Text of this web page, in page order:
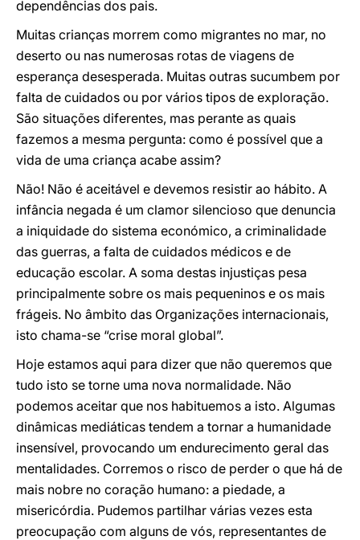
dependências dos pais.
Muitas crianças morrem como migrantes no mar, no
deserto ou nas numerosas rotas de viagens de
esperança desesperada. Muitas outras sucumbem por
falta de cuidados ou por vários tipos de exploração.
São situações diferentes, mas perante as quais
fazemos a mesma pergunta: como é possível que a
vida de uma criança acabe assim?
Não! Não é aceitável e devemos resistir ao hábito. A
infância negada é um clamor silencioso que denuncia
a iniquidade do sistema económico, a criminalidade
das guerras, a falta de cuidados médicos e de
educação escolar. A soma destas injustiças pesa
principalmente sobre os mais pequeninos e os mais
frágeis. No âmbito das Organizações internacionais,
isto chama-se “crise moral global”.
Hoje estamos aqui para dizer que não queremos que
tudo isto se torne uma nova normalidade. Não
podemos aceitar que nos habituemos a isto. Algumas
dinâmicas mediáticas tendem a tornar a humanidade
insensível, provocando um endurecimento geral das
mentalidades. Corremos o risco de perder o que há de
mais nobre no coração humano: a piedade, a
misericórdia. Pudemos partilhar várias vezes esta
preocupação com alguns de vós, representantes de